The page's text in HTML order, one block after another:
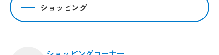
ショッピング